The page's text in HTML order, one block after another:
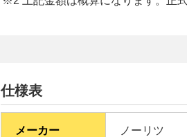
仕様表
メーカー ノーリツ